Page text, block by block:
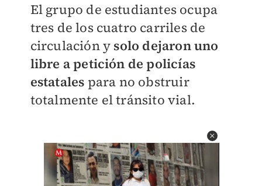
El grupo de estudiantes ocupa
tres de los cuatro carriles de
circulación y solo dejaron uno
libre a petición de policías
estatales para no obstruir
totalmente el tránsito vial.